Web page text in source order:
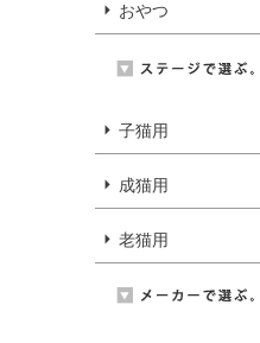
おやつ
子猫用
成猫用
老猫用